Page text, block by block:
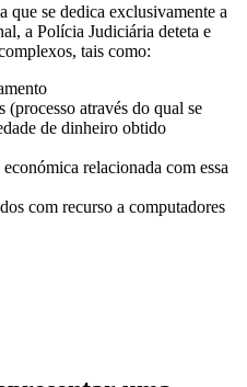
se dedica exclusivamente a
a Polícia Judiciária deteta e
tais como:
(processo através do qual se
de dinheiro obtido
relacionada com essa
com recurso a computadores